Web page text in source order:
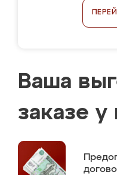
Ваша
заказе у